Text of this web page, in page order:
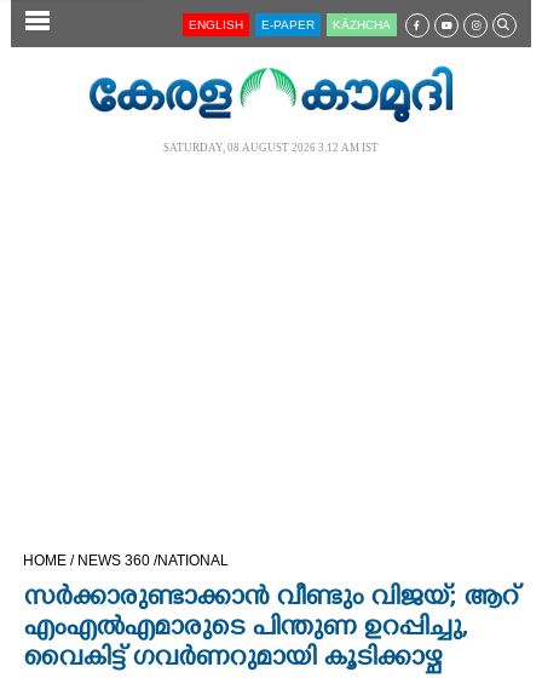
SECTIONS
CINEMA
OPINION
ENGLISH E-PAPER KĀZHCHA
SATURDAY, 08 AUGUST 2026 3.12 AM IST
HOME / NEWS 360 /NATIONAL
സർക്കാരുണ്ടാക്കാൻ വീണ്ടും വിജയ്; ആറ്
എംഎൽഎമാരുടെ പിന്തുണ ഉറപ്പിച്ചു,
വൈകിട്ട് ഗവർണറുമായി കൂടിക്കാഴ്ച